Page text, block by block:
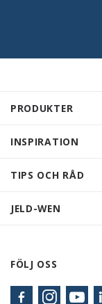
PRODUKTER
INSPIRATION
TIPS OCH RÅD
JELD-WEN
FÖLJ OSS